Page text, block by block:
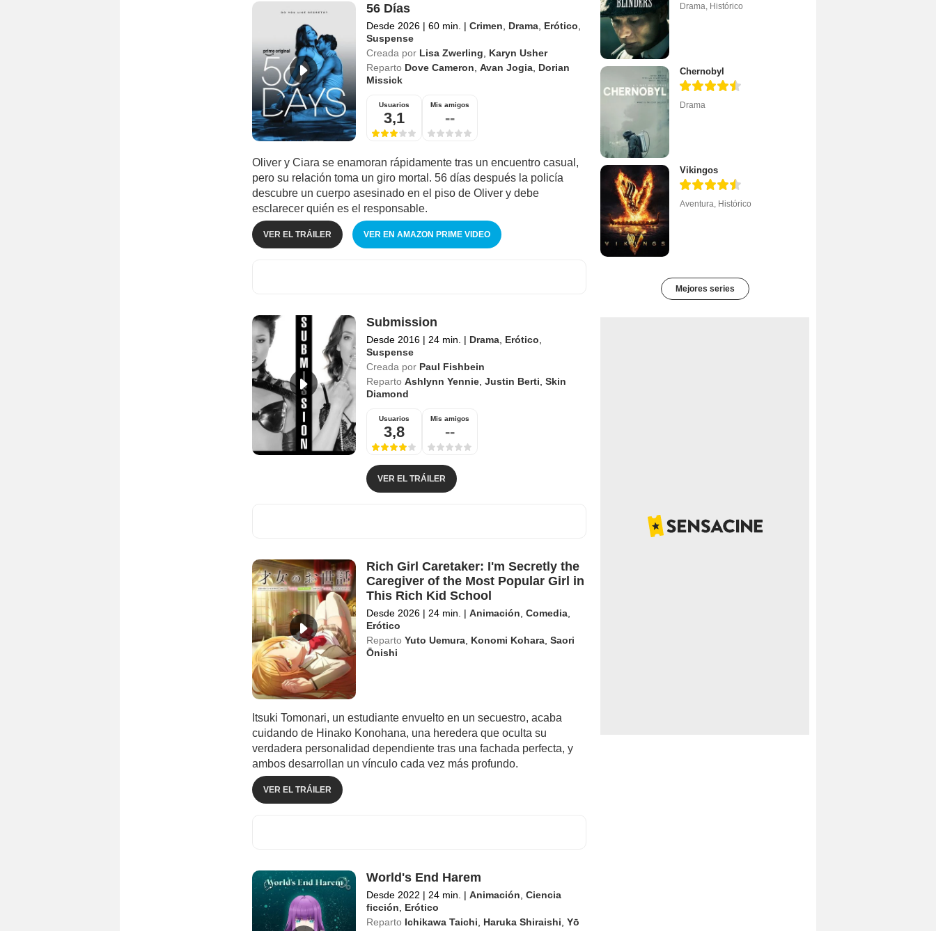
56 Días
Desde 2026 | 60 min. | Crimen Drama, Erótico
Suspense
Creada por Lisa Zwerling
Karyn Usher
Reparto Dove Cameron Avan Jogia, Dorian
Missick
Usuarios
3,1
Mis amigos
--
Oliver y Ciara se enamoran rápidamente tras un encuentro casual,
pero su relación toma un giro mortal. 56 días después la policía
descubre un cuerpo asesinado en el piso de Oliver y debe
esclarecer quién es el responsable.
VER EL TRÁILER VER EN AMAZON PRIME VIDEO
Submission
Desde 2016 | 24 min. | Drama, Erótico
Suspense
Creada por Paul Fishbein
Reparto Ashlynn Yennie, Justin Berti Skin
Diamond
Usuarios
3,8
Mis amigos
--
VER EL TRÁILER
Rich Girl Caretaker: I'm Secretly the
Caregiver of the Most Popular Girl in
This Rich Kid School
Desde 2026 | 24 min. | Animación Comedia,
Erótico
Reparto Yuto Uemura, Konomi Kohara, Saori
Ōnishi
Itsuki Tomonari, un estudiante envuelto en un secuestro, acaba
cuidando de Hinako Konohana, una heredera que oculta su
verdadera personalidad dependiente tras una fachada perfecta, y
ambos desarrollan un vínculo cada vez más profundo.
VER EL TRÁILER
World's End Harem
Desde 2022 | 24 min. | Animación Ciencia
ficción
Erótico
Reparto Ichikawa Taichi Haruka Shiraishi Yō
Drama Histórico
Chernobyl
Drama
Vikingos
Aventura Histórico
Mejores series